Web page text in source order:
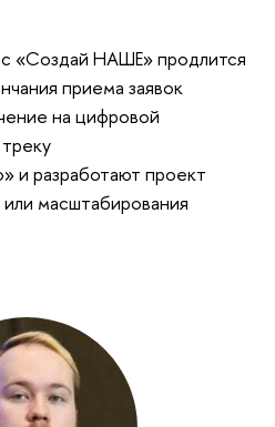
«Создай НАШЕ» продлится
приема заявок
на цифровой
и разработают проект
масштабирования